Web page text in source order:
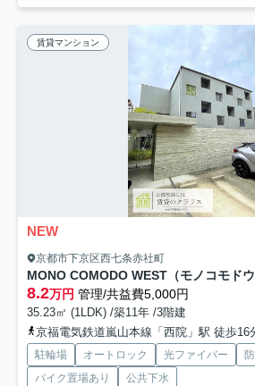
賃貸マンション
NEW
京都市下京区西七条赤社町
8.2万円 管理/共益費5,000円
35.23㎡ (1LDK) /築11年 /3階建
京福電気鉄道嵐山本線「西院」駅 徒歩16
駐輪場 オートロック 光ファイバー
バイク置場あり
公共下水